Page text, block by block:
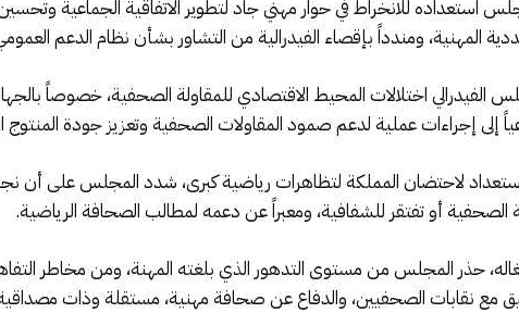
استعداده للانخراط في حوار مهني جاد لتطوير الاتفاقية الجماعية
المهنية، ومندداً بإقصاء الفيدرالية من التشاور بشأن نظام الدعم
الفيدرالي اختلالات المحيط الاقتصادي للمقاولة الصحفية، خصوصاً
إلى إجراءات عملية لدعم صمود المقاولات الصحفية وتعزيز جودة المنتوج
لاحتضان المملكة لتظاهرات رياضية كبرى، شدد المجلس على أن
الصحفية أو تفتقر للشفافية، ومعبراً عن دعمه لمطالب الصحافة الرياضية.
حذر المجلس من مستوى التدهور الذي بلغته المهنة، ومن مخاطر
مع نقابات الصحفيين، والدفاع عن صحافة مهنية، مستقلة وذات